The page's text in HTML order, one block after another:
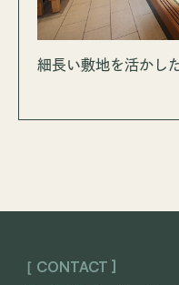
細長い敷地を活かし
［ CONTACT ]